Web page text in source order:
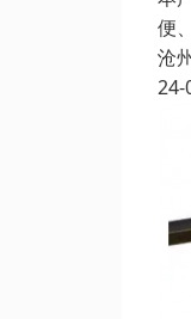
便
沧
24-